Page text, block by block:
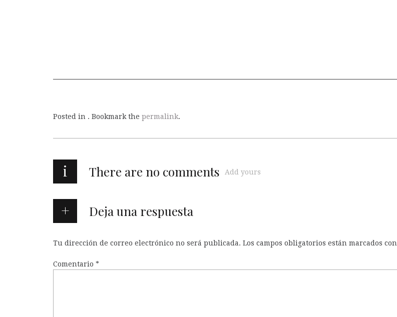
Posted in . Bookmark the permalink.
i There are no comments Add yours
Deja una respuesta
Tu dirección de correo electrónico no será publicada. Los campos obligatorios están marcados con
Comentario *